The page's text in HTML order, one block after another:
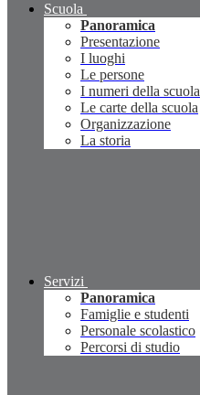
Scuola
Panoramica
Presentazione
I luoghi
Le persone
I numeri della scuola
Le carte della scuola
Organizzazione
La storia
Servizi
Panoramica
Famiglie e studenti
Personale scolastico
Percorsi di studio